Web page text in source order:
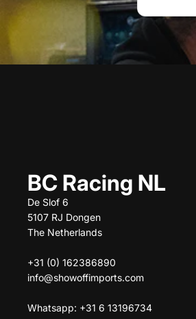
BC Racing NL
De Slof 6
5107 RJ Dongen
The Netherlands
+31 (0) 162386890
info@showoffimports.com
Whatsapp: +31 6 13196734